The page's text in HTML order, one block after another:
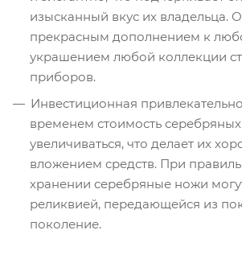
изысканный вкус их владельца.
прекрасным дополнением к
украшением любой коллекции
приборов.
Инвестиционная
временем стоимость
увеличиваться, что делает их
вложением средств. При
хранении серебряные ножи
реликвией, передающейся из
поколение.